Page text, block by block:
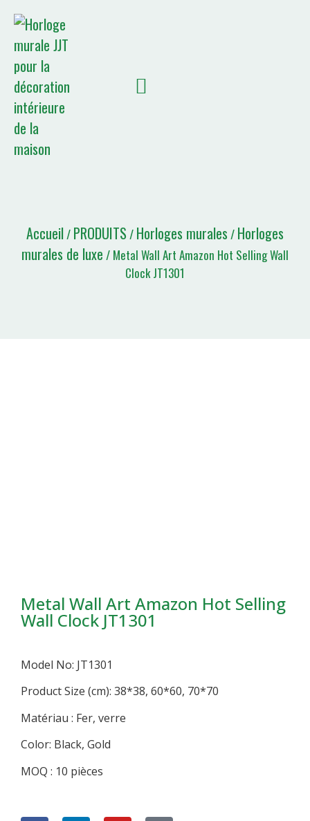
Accueil/ PRODUITS / Horloges murales / Horloges
murales de luxe / Metal Wall Art Amazon Hot Selling Wall
Clock JT1301
Metal Wall Art Amazon Hot Selling
Wall Clock JT1301
Model No: JT1301
Product Size (cm): 38*38, 60*60, 70*70
Matériau : Fer, verre
Color: Black, Gold
MOQ : 10 pièces